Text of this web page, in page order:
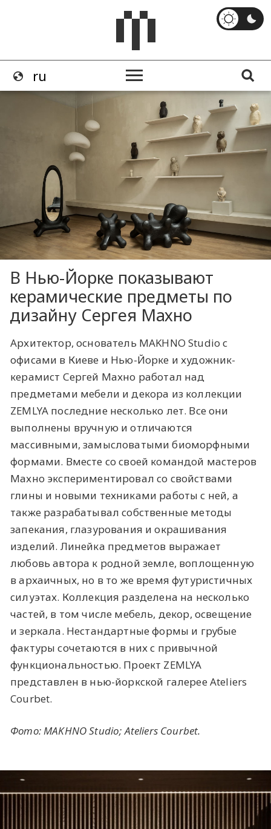
В Нью-Йорке показывают
керамические предметы по
дизайну Сергея Махно
Архитектор, основатель MAKHNO Studio с
офисами в Киеве и Нью-Йорке и художник-
керамист Сергей Махно работал над
предметами мебели и декора из коллекции
ZEMLYA последние несколько лет. Все они
выполнены вручную и отличаются
массивными, замысловатыми биоморфными
формами. Вместе со своей командой мастеров
Махно экспериментировал со свойствами
глины и новыми техниками работы с ней, а
также разрабатывал собственные методы
запекания, глазурования и окрашивания
изделий. Линейка предметов выражает
любовь автора к родной земле, воплощенную
в архаичных, но в то же время футуристичных
силуэтах. Коллекция разделена на несколько
частей, в том числе мебель, декор, освещение
и зеркала. Нестандартные формы и грубые
фактуры сочетаются в них с привычной
функциональностью. Проект ZEMLYA
представлен в нью-йоркской галерее Ateliers
Courbet.
Фото: MAKHNO Studio; Ateliers Courbet.